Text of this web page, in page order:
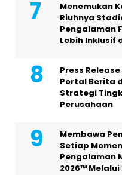
Menemukan
Riuhnya
Pengalaman
Lebih Inklusif
Press
Portal Berita
Strategi
Perusahaan
Membawa
Setiap
Pengalaman
2026™